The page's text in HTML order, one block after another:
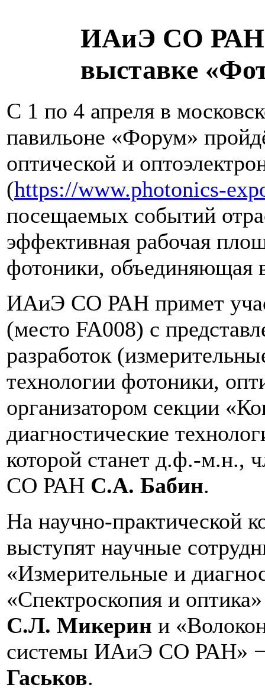
ИАиЭ СО РАН
выставке
С 1 по 4 апреля в
павильоне «Форум»
оптической и
(https://www.photonics-
посещаемых событий
эффективная рабочая
фотоники, объединяющая
ИАиЭ СО РАН примет
(место FA008) с
разработок
технологии фотоники,
организатором секции
диагностические
которой станет д.ф.-м.н.,
СО РАН С.А. Бабин.
На научно-практической
выступят научные
«Измерительные и
«Спектроскопия и
С.Л. Микерин и
системы ИАиЭ СО РАН»
Гаськов.